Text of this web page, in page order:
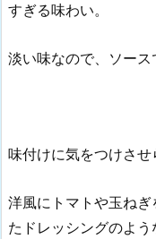
すぎる味わい。
淡い味なので、ソース
味付けに気をつけさせ
洋風にトマトや玉ね
たドレッシングのよ